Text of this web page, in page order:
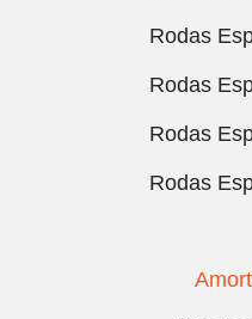
Rodas
Rodas
Rodas
Rodas